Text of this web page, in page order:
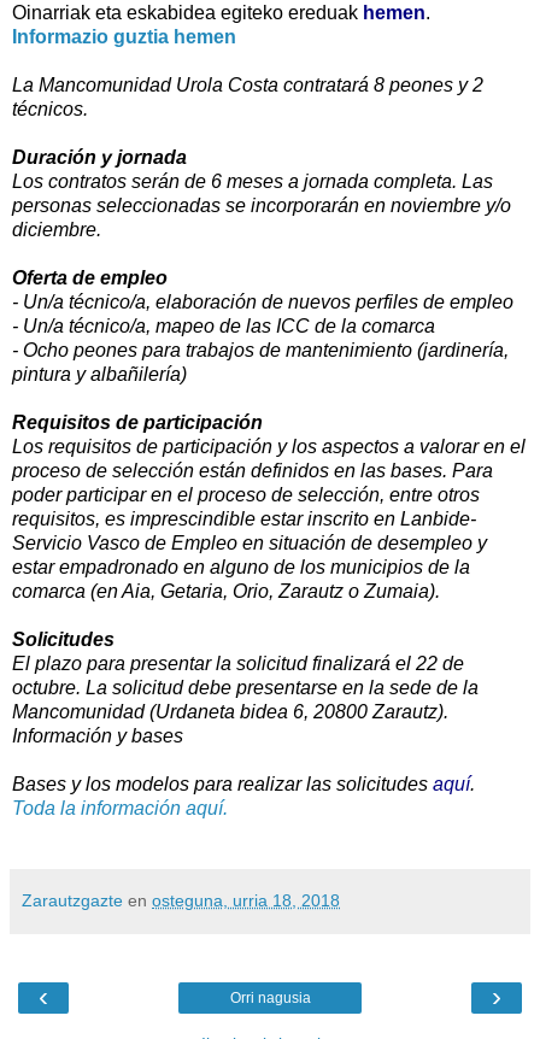
Oinarriak eta eskabidea egiteko ereduak hemen.
Informazio guztia hemen
La Mancomunidad Urola Costa contratará 8 peones y 2
técnicos.
Duración y jornada
Los contratos serán de 6 meses a jornada completa. Las
personas seleccionadas se incorporarán en noviembre y/o
diciembre.
Oferta de empleo
- Un/a técnico/a, elaboración de nuevos perfiles de empleo
- Un/a técnico/a, mapeo de las ICC de la comarca
- Ocho peones para trabajos de mantenimiento (jardinería,
pintura y albañilería)
Requisitos de participación
Los requisitos de participación y los aspectos a valorar en el
proceso de selección están definidos en las bases. Para
poder participar en el proceso de selección, entre otros
requisitos, es imprescindible estar inscrito en Lanbide-
Servicio Vasco de Empleo en situación de desempleo y
estar empadronado en alguno de los municipios de la
comarca (en Aia, Getaria, Orio, Zarautz o Zumaia).
Solicitudes
El plazo para presentar la solicitud finalizará el 22 de
octubre. La solicitud debe presentarse en la sede de la
Mancomunidad (Urdaneta bidea 6, 20800 Zarautz).
Información y bases
Bases y los modelos para realizar las solicitudes aquí.
Toda la información aquí.
Zarautzgazte en osteguna, urria 18, 2018
‹ ›
Orri nagusia